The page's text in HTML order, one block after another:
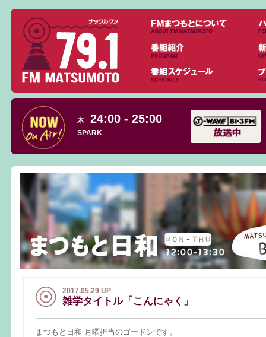
木 24:00 - 25:00
SPARK
2017.05.29 UP
雑学タイトル「こんにゃく」
まつもと日和 月曜担当のゴードンです。